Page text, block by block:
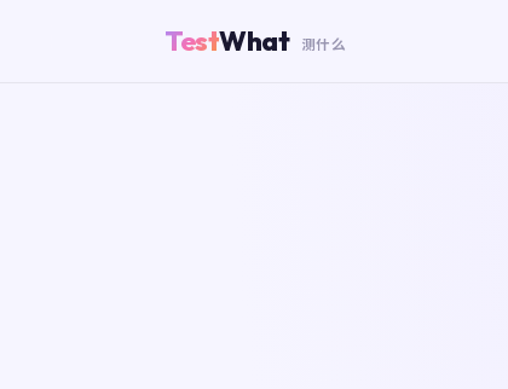
TestWhat 测什么